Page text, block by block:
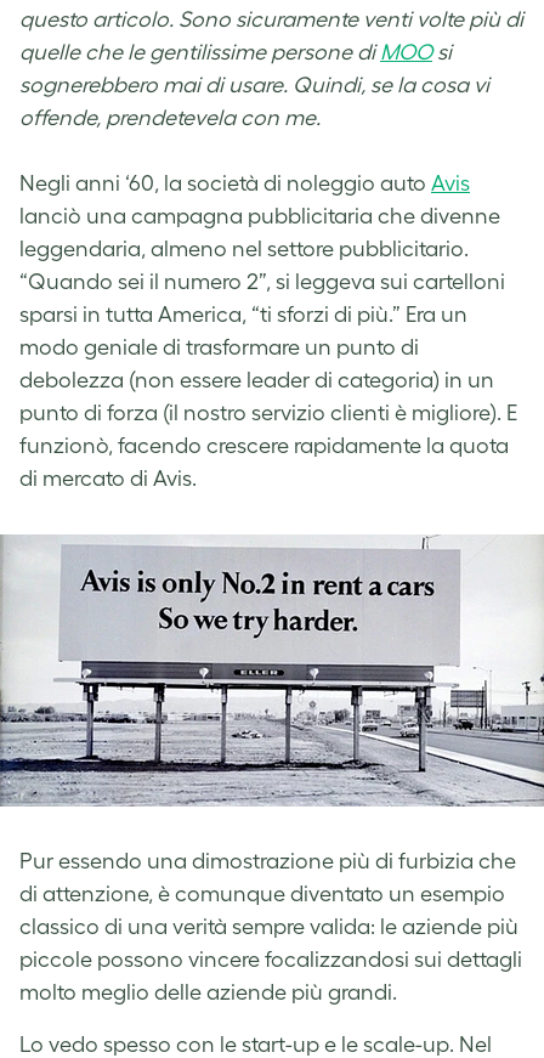
questo articolo. Sono sicuramente venti volte più di
quelle che le gentilissime persone diMOOsi
sognerebbero mai di usare. Quindi, se la cosa vi
offende, prendetevela con me.
Negli anni ‘60, la società di noleggio auto Avis
lanciò una campagna pubblicitaria che divenne
leggendaria, almeno nel settore pubblicitario.
“Quando sei il numero 2”, si leggeva sui cartelloni
sparsi in tutta America, “ti sforzi di più.” Era un
modo geniale di trasformare un punto di
debolezza (non essere leader di categoria) in un
punto di forza (il nostro servizio clienti è migliore). E
funzionò, facendo crescere rapidamente la quota
di mercato di Avis.
Pur essendo una dimostrazione più di furbizia che
di attenzione, è comunque diventato un esempio
classico di una verità sempre valida: le aziende più
piccole possono vincere focalizzandosi sui dettagli
molto meglio delle aziende più grandi.
Lo vedo spesso con le start-up e le scale-up. Nel